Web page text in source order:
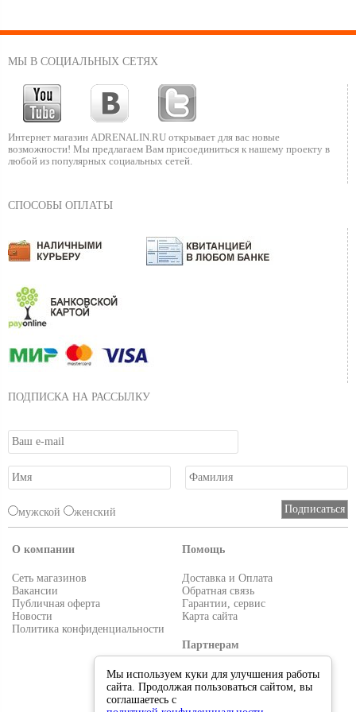
МЫ В СОЦИАЛЬНЫХ СЕТЯХ
Интернет магазин ADRENALIN.RU открывает для вас новые
возможности! Мы предлагаем Вам присоединиться к нашему проекту в
любой из популярных социальных сетей.
СПОСОБЫ ОПЛАТЫ
ПОДПИСКА НА РАССЫЛКУ
мужской женский
О компании
Сеть магазинов
Вакансии
Публичная оферта
Новости
Политика конфиденциальности
Помощь
Доставка и Оплата
Обратная связь
Гарантии, сервис
Карта сайта
Партнерам
Условия работы
Реквизиты
Мы используем куки для улучшения работы
сайта. Продолжая пользоваться сайтом, вы
соглашаетесь с